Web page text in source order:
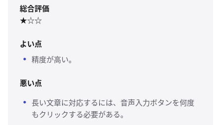
総合評価
★☆☆
よい点
精度が高い。
悪い点
長い文章に対応するには、音声入力ボタンを何度
もクリックする必要がある。